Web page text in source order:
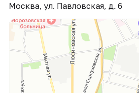
Москва, ул. Павловская, д. 6